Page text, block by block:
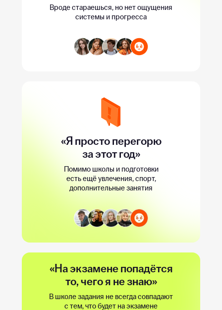
«Я просто перегорю
за этот год»
«На экзамене попадётся
то, чего я не знаю»
Вроде стараешься, но нет ощущения
системы и прогресса
Помимо школы и подготовки
есть ещё увлечения, спорт,
дополнительные занятия
В школе задания не всегда совпадают
с тем, что будет на экзамене